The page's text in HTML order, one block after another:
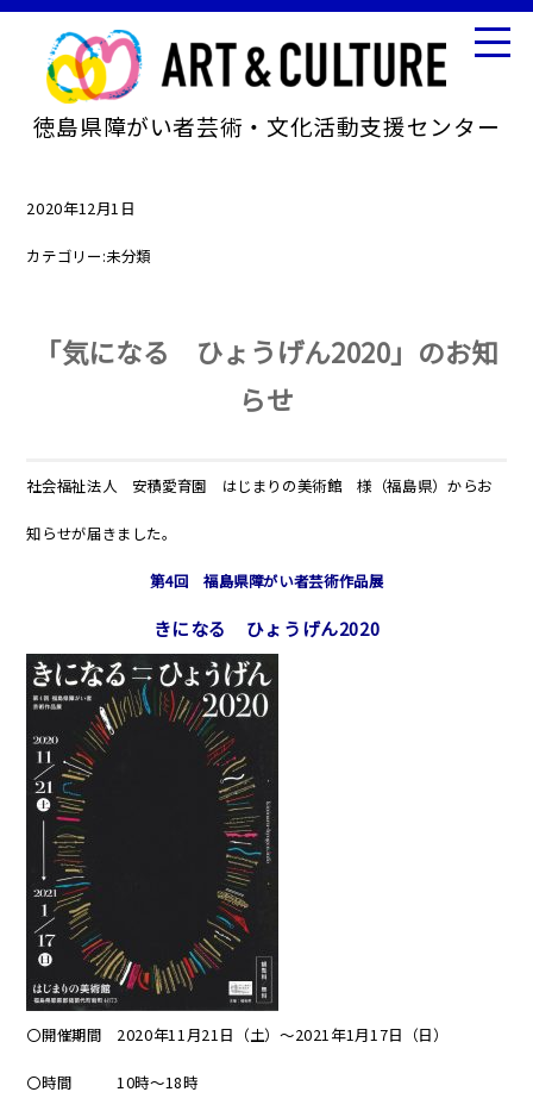
徳島県障がい者芸術・文化活動支援センター
2020年12月1日
カテゴリー:未分類
「気になる ひょうげん2020」のお知
らせ
社会福祉法人 安積愛育園 はじまりの美術館 様（福島県）からお
知らせが届きました。
第4回 福島県障がい者芸術作品展
きになる ひょうげん2020
〇開催期間 2020年11月21日（土）～2021年1月17日（日）
〇時間 10時～18時